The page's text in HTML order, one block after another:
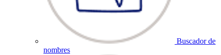
Buscador de
nombres